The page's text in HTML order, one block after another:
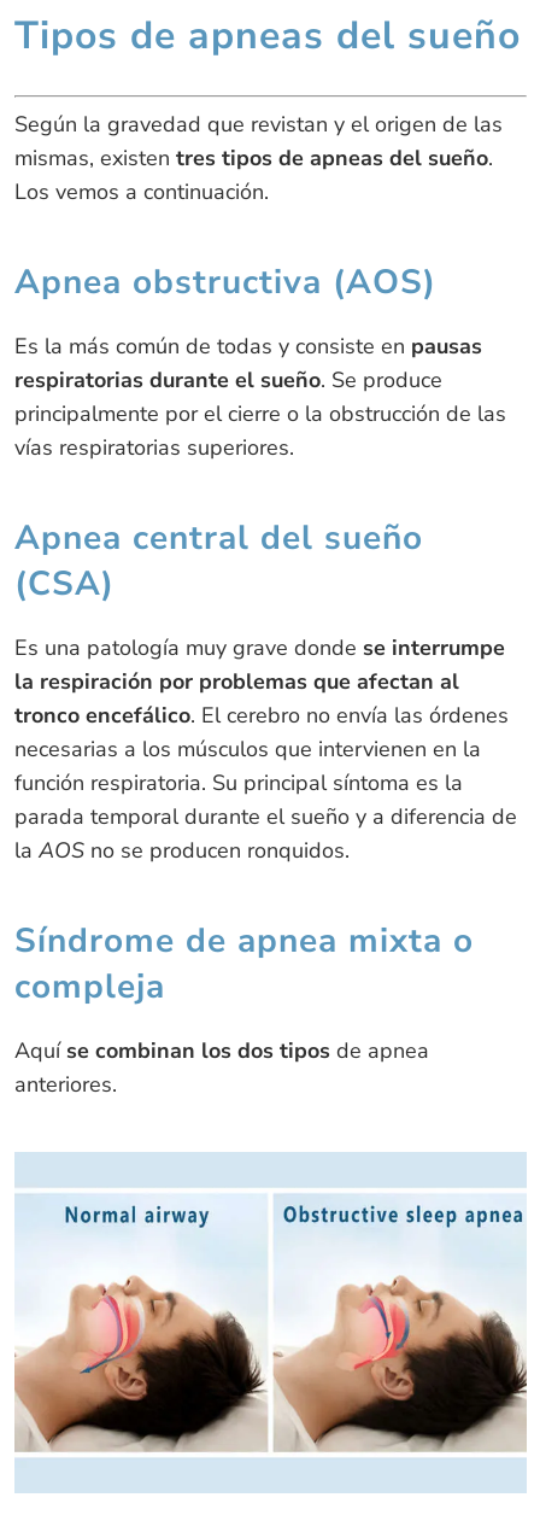
Tipos de apneas del sueño
Según la gravedad que revistan y el origen de las
mismas, existen tres tipos de apneas del sueño.
Los vemos a continuación.
Apnea obstructiva (AOS)
Es la más común de todas y consiste en pausas
respiratorias durante el sueño. Se produce
principalmente por el cierre o la obstrucción de las
vías respiratorias superiores.
Apnea central del sueño
(CSA)
Es una patología muy grave donde se interrumpe
la respiración por problemas que afectan al
tronco encefálico. El cerebro no envía las órdenes
necesarias a los músculos que intervienen en la
función respiratoria. Su principal síntoma es la
parada temporal durante el sueño y a diferencia de
la AOSno se producen ronquidos.
Síndrome de apnea mixta o
compleja
Aquí se combinan los dos tiposde apnea
anteriores.